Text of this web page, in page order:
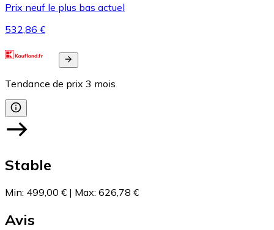
Prix neuf le plus bas actuel
532,86 €
Tendance de prix 3 mois
Stable
Min: 499,00 € | Max: 626,78 €
Avis